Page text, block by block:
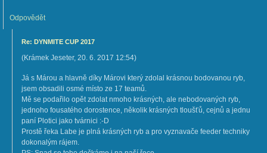
Odpovědět
Re: DYNMITE CUP 2017
(Krámek Jeseter, 20. 6. 2017 12:54)
Já s Márou a hlavně díky Márovi který zdolal krásnou bodovanou ryb,
jsem obsadili osmé místo ze 17 teamů.
Mě se podařilo opět zdolat nmoho krásných, ale nebodovaných ryb,
jednoho fousatého dorostence, několik krásných tloušťů, cejnů a jednu
paní Plotici jako tvárnici :-D
Prostě řeka Labe je plná krásných ryb a pro vyznavače feeder techniky
dokonalým rájem.